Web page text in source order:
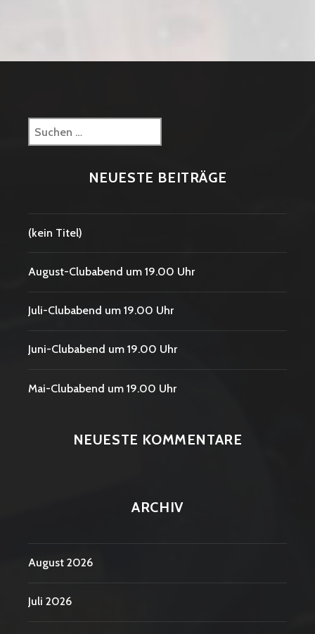
Suchen
nach:
NEUESTE BEITRÄGE
(kein Titel)
August-Clubabend um 19.00 Uhr
Juli-Clubabend um 19.00 Uhr
Juni-Clubabend um 19.00 Uhr
Mai-Clubabend um 19.00 Uhr
NEUESTE KOMMENTARE
ARCHIV
August 2026
Juli 2026